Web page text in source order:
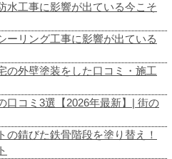
水工事に影響が出ている今こそ
ーリング工事に影響が出ている
の外壁塗装をした口コミ・施工
口コミ3選【2026年最新】| 街の
の錆びた鉄骨階段を塗り替え！